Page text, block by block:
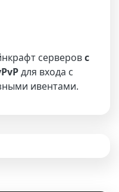
серверовс
для входа с
ивентами.